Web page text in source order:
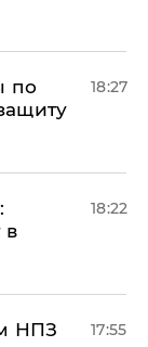
по
18:27
в
18:22
НПЗ
17:55